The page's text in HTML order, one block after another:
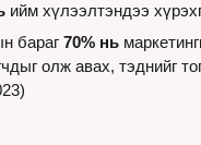
ийм хүлээлтэндээ
бараг 70% нь
олж авах, тэднийг